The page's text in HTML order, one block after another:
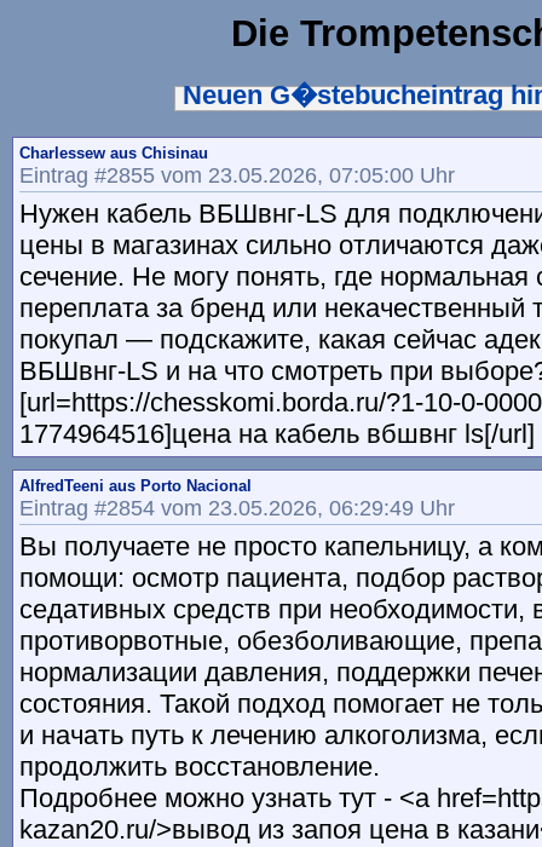
Die
Neuen G�stebucheintrag
Charlessew aus Chisinau
Eintrag #2855 vom 23.05.2026, 07:05:00 Uhr
Нужен кабель ВБШвнг-LS для
цены в магазинах сильно отличаются
сечение. Не могу понять, где нормальная
переплата за бренд или некачественный
покупал — подскажите, какая сейчас
ВБШвнг-LS и на что смотреть при
[url=https://chesskomi.borda.ru/?1-10-0-
1774964516]цена на кабель вбшвнг ls[/url]
AlfredTeeni aus Porto Nacional
Eintrag #2854 vom 23.05.2026, 06:29:49 Uhr
Вы получаете не просто капельницу, а
помощи: осмотр пациента, подбор
седативных средств при необходимости,
противорвотные, обезболивающие,
нормализации давления, поддержки
состояния. Такой подход помогает не
и начать путь к лечению алкоголизма,
продолжить восстановление.
Подробнее можно узнать тут - <a
kazan20.ru/>вывод из запоя цена в